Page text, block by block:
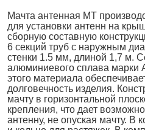
Мачта антенная МТ
для установки антенн на
сборную составную
6 секций труб с наружным
стенки 1.5 мм, длиной 1,7 м.
алюминиевого сплава
этого материала
долговечность изделия.
мачту в горизонтальной
крепления, что дает
антенну, не опуская мачту. В